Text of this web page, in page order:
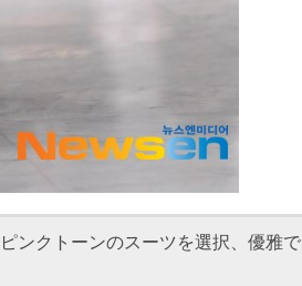
ンクトーンのスーツを選択、優雅で